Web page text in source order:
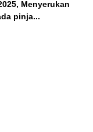
Menyerukan
pinja...